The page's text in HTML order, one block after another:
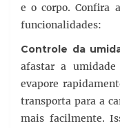
e o corpo. Confira
funcionalidades:
Controle da
afastar a
evapore
transporta para a
mais facilmente.